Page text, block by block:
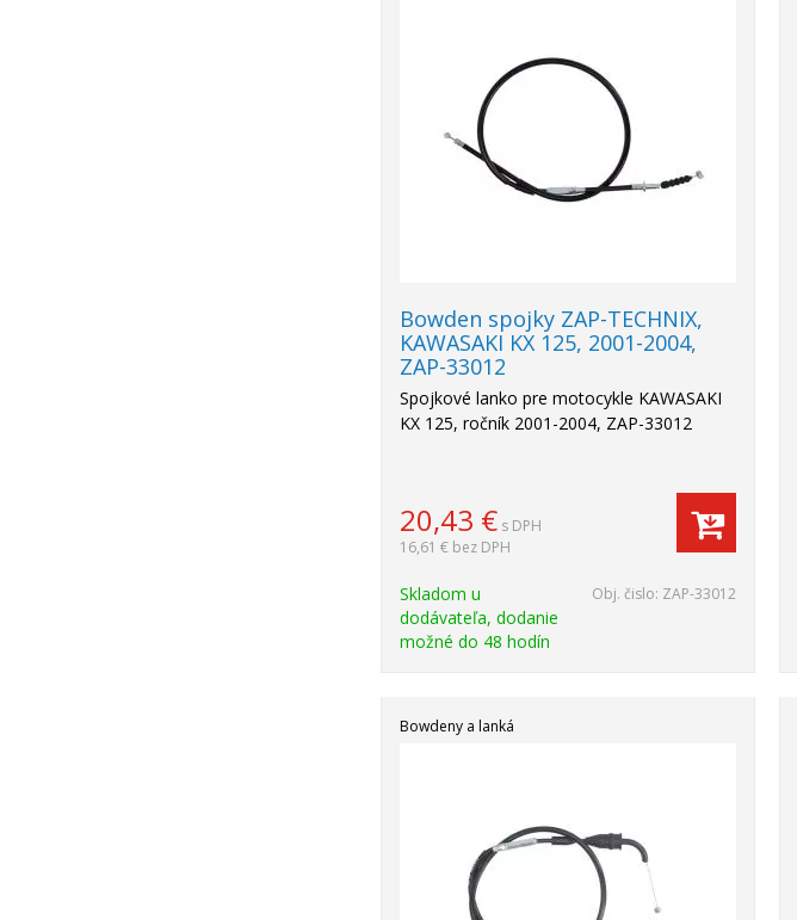
Bowden spojky ZAP-TECHNIX,
KAWASAKI KX 125, 2001-2004,
ZAP-33012
Spojkové lanko pre motocykle KAWASAKI
KX 125, ročník 2001-2004, ZAP-33012
20,43 € s DPH
16,61 € bez DPH
Skladom u
dodávateľa, dodanie
možné do 48 hodín
Obj. čislo: ZAP-33012
Bowdeny a lanká